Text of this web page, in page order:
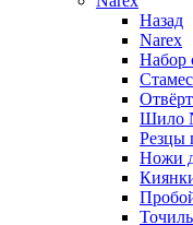
Назад
Narex
Набор
Шило
Резцы
Ножи